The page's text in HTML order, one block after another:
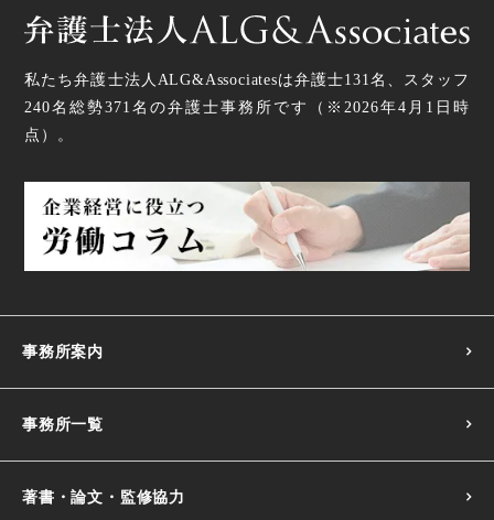
私たち弁護士法人ALG&Associatesは弁護士131名、スタッフ
240名総勢371 名の弁護士事務所です（ ※2026年4月1日時
点 ）。
事務所案内
事務所一覧
著書・論文・監修協力